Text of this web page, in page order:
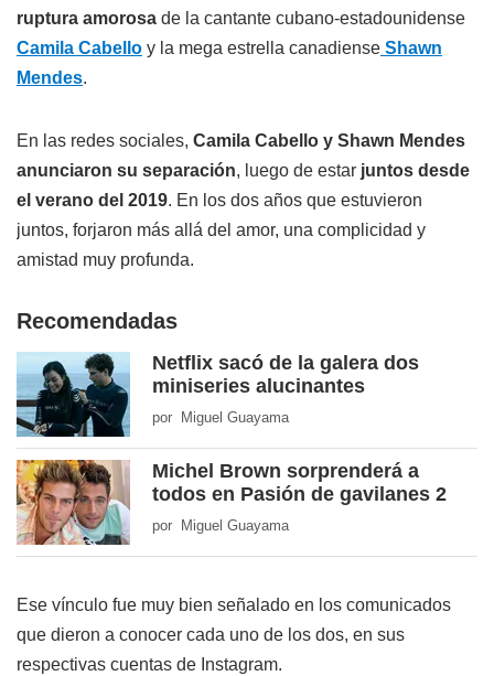
ruptura amorosa de la cantante cubano-estadounidense
Camila Cabello y la mega estrella canadiense Shawn
Mendes.
En las redes sociales, Camila Cabello y Shawn Mendes
anunciaron su separación, luego de estar juntos desde
el verano del 2019. En los dos años que estuvieron
juntos, forjaron más allá del amor, una complicidad y
amistad muy profunda.
Recomendadas
Netflix sacó de la galera dos
miniseries alucinantes
por Miguel Guayama
Michel Brown sorprenderá a
todos en Pasión de gavilanes 2
por Miguel Guayama
Ese vínculo fue muy bien señalado en los comunicados
que dieron a conocer cada uno de los dos, en sus
respectivas cuentas de Instagram.